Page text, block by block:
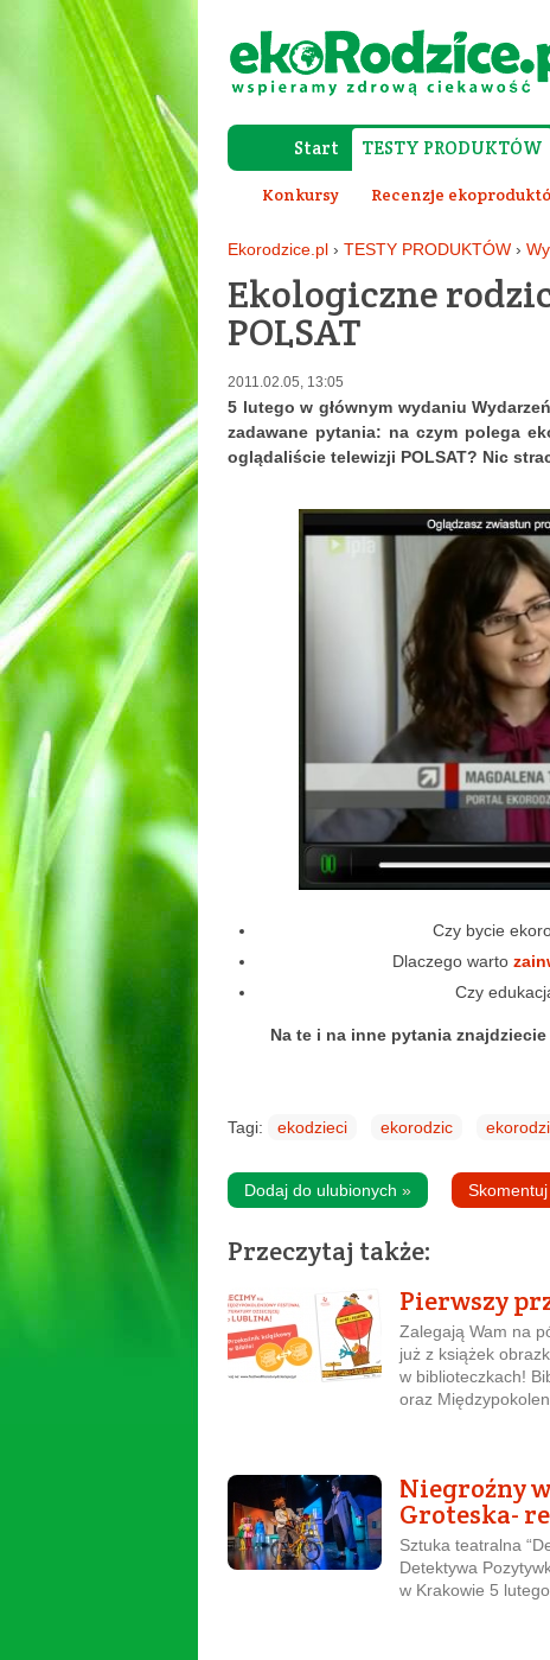
Start TESTY PRODUKTÓW
Konkursy Recenzje
Ekorodzice.pl › TESTY PRODUKTÓW ›
Ekologiczne
POLSAT
2011.02.05, 13:05
5 lutego w głównym wydaniu
zadawane pytania: na czym polega
oglądaliście telewizji POLSAT? Nic
Czy bycie
Dlaczego warto
Czy
Na te i na inne pytania
Tagi: ekodzieci ekorodzic
Dodaj do ulubionych » Skomentuj
Przeczytaj także:
Pierwszy
Zalegają Wam na
już z książek
w biblioteczkach!
oraz
Niegroźny
Groteska-
Sztuka teatralna
Detektywa
w Krakowie 5 lutego